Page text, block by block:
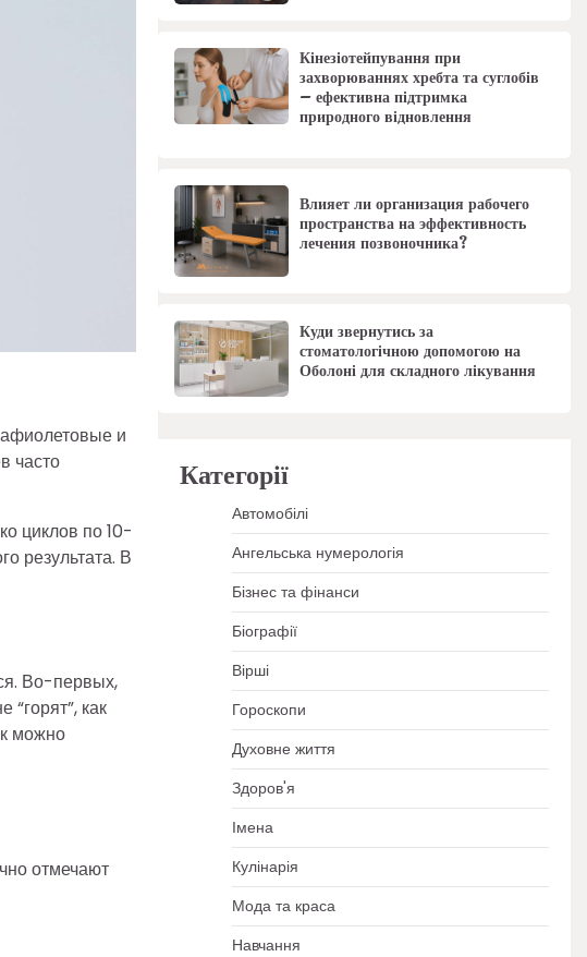
и
часто
циклов по 10-
результата. В
Во-первых,
как
можно
отмечают
Кінезіотейпування при
захворюваннях хребта та суглобів
– ефективна підтримка
природного відновлення
Влияет ли организация рабочего
пространства на эффективность
лечения позвоночника?
Куди звернутись за
стоматологічною допомогою на
Оболоні для складного лікування
Категорії
Автомобілі
Ангельська нумерологія
Бізнес та фінанси
Біографії
Вірші
Гороскопи
Духовне життя
Здоров'я
Імена
Кулінарія
Мода та краса
Навчання